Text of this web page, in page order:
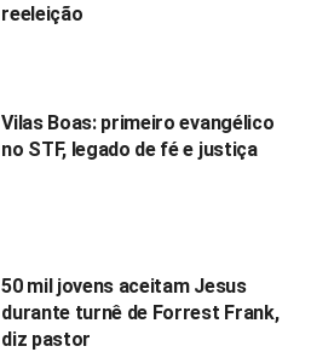
reeleição
Vilas Boas: primeiro evangélico
no STF, legado de fé e justiça
50 mil jovens aceitam Jesus
durante turnê de Forrest Frank,
diz pastor